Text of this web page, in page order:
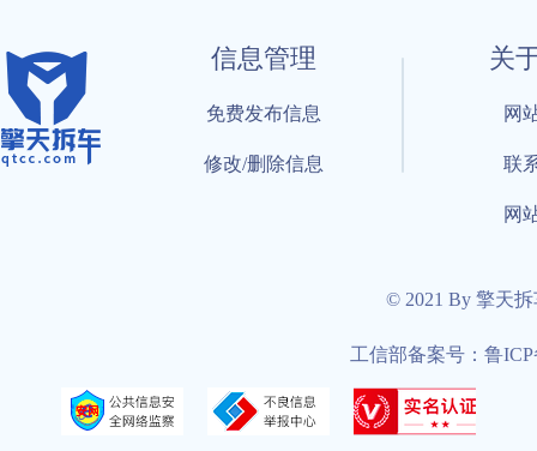
信息管理
免费发布信息
修改/删除信息
关
网
联
网
© 2021 By 擎天
工信部备案号：鲁